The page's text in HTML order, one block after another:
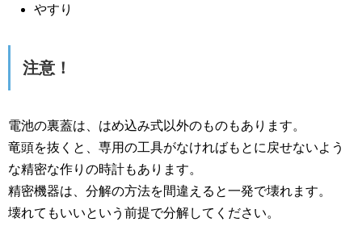
やすり
注意！
電池の裏蓋は、はめ込み式以外のものもあります。
竜頭を抜くと、専用の工具がなければもとに戻せないよう
な精密な作りの時計もあります。
精密機器は、分解の方法を間違えると一発で壊れます。
壊れてもいいという前提で分解してください。